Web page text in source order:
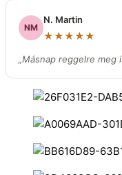
NM
N. Martin
★★★★★
„Másnap reggelre